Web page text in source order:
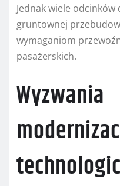
Jednak wiele
gruntownej
wymaganiom
pasażerskich.
Wyzwania